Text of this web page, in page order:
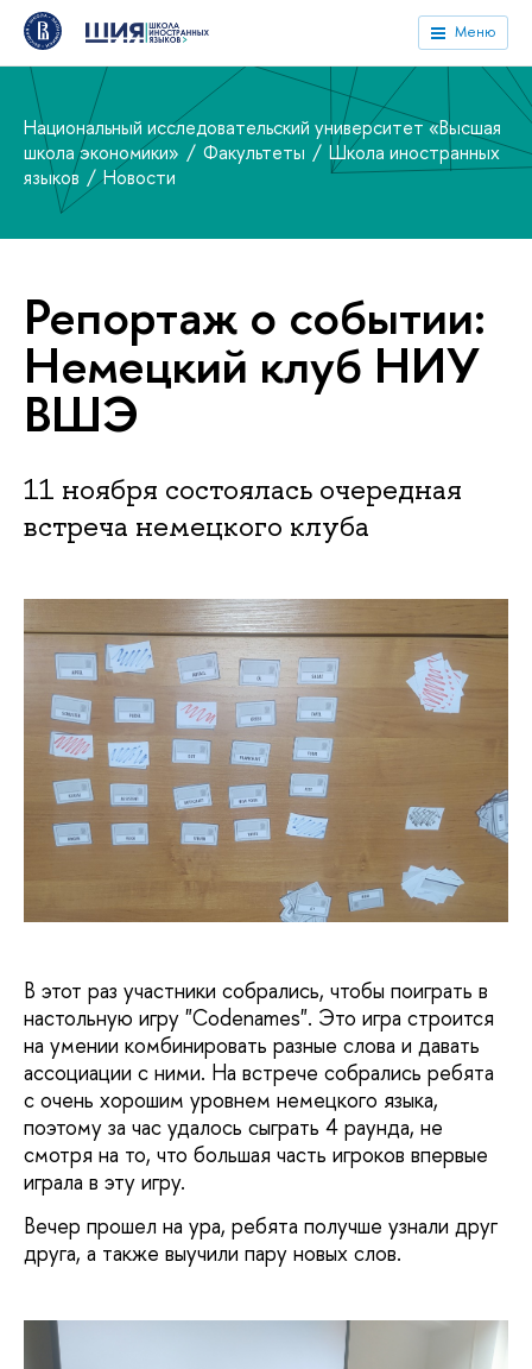
Меню
Национальный исследовательский университет «Высшая
школа экономики»
Факультеты
Школа иностранных
языков
Новости
Репортаж о событии:
Немецкий клуб НИУ
ВШЭ
11 ноября состоялась очередная
встреча немецкого клуба
В этот раз участники собрались, чтобы поиграть в
настольную игру "Codenames". Это игра строится
на умении комбинировать разные слова и давать
ассоциации с ними. На встрече собрались ребята
с очень хорошим уровнем немецкого языка,
поэтому за час удалось сыграть 4 раунда, не
смотря на то, что большая часть игроков впервые
играла в эту игру.
Вечер прошел на ура, ребята получше узнали друг
друга, а также выучили пару новых слов.